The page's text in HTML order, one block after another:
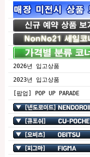
2026년 입고상품
2023년 입고상품
[팝업] POP UP PARADE